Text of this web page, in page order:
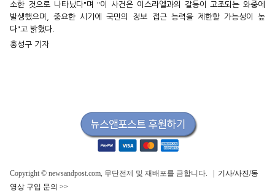
소한 것으로 나타났다"며 "이 사건은 이스라엘과의 갈등이 고조되는 와중에
발생했으며, 중요한 시기에 국민의 정보 접근 능력을 제한할 가능성이 높
다"고 밝혔다.
홍성구 기자
Copyright © newsandpost.com, 무단전제 및 재배포를 금합니다. | 기사/사진/동
영상 구입 문의 >>